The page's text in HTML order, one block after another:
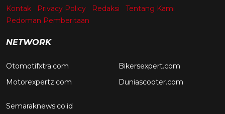
Kontak Privacy Policy Redaksi
Tentang Kami
Pedoman Pemberitaan
NETWORK
Otomotifxtra.com
Motorexpertz.com
Bikersexpert.com
Duniascooter.com
Semaraknews.co.id